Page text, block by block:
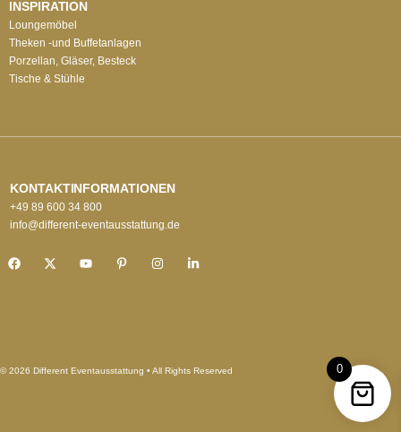
INSPIRATION
Loungemöbel
Theken -und Buffetanlagen
Porzellan, Gläser, Besteck
Tische & Stühle
KONTAKTINFORMATIONEN
+49 89 600 34 800
info@different-eventausstattung.de
© 2026 Different Eventausstattung • All Rights Reserved 0